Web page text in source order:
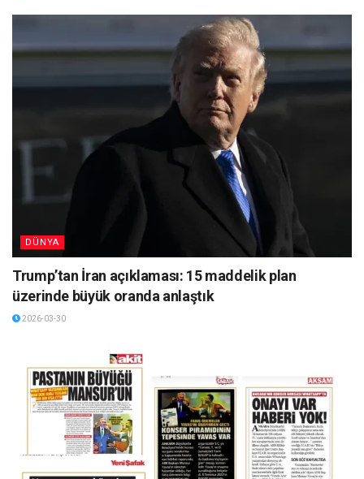
DÜNYA
Trump’tan İran açıklaması: 15 maddelik plan
üzerinde büyük oranda anlaştık
2026-03-30